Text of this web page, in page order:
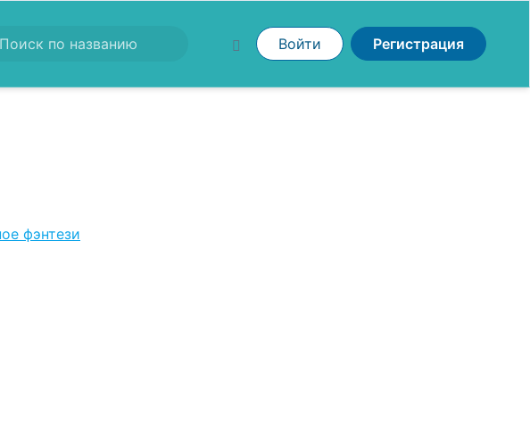
Войти Регистрация
фэнтези